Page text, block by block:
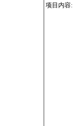
项目内容: